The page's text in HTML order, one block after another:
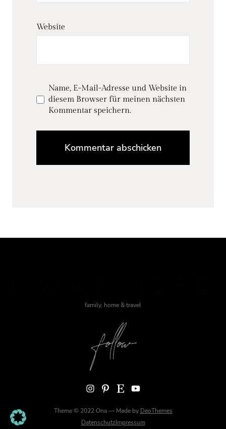
Website
Name, E-Mail-Adresse und Website in
diesem Browser für meinen nächsten
Kommentar speichern.
family, home & travel
Instagram Pinterest Etsy YouTube
Theme © 2022 Ona — Made by DeoThemes
DatenschutzImpressum